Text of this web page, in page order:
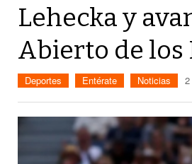
Lehecka y
Abierto de los
Deportes Entérate Noticias